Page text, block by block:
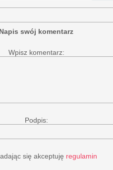
Napis swój komentarz
Wpisz komentarz:
Podpis:
się akceptuję regulamin